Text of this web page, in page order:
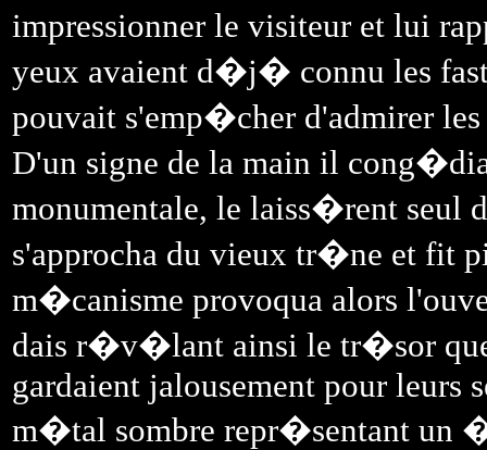
impressionner le visiteur et lui
yeux avaient d�j� connu les
pouvait s'emp�cher d'admirer
D'un signe de la main il
monumentale, le laiss�rent seul
s'approcha du vieux tr�ne et fit
m�canisme provoqua alors
dais r�v�lant ainsi le tr�sor que
gardaient jalousement pour leurs
m�tal sombre repr�sentant un